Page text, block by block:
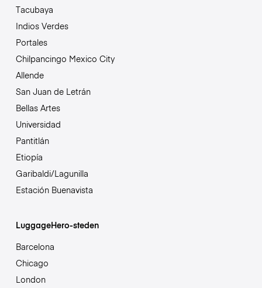
Tacubaya
Indios Verdes
Portales
Chilpancingo Mexico City
Allende
San Juan de Letrán
Bellas Artes
Universidad
Pantitlán
Etiopía
Garibaldi/Lagunilla
Estación Buenavista
LuggageHero-steden
Barcelona
Chicago
London